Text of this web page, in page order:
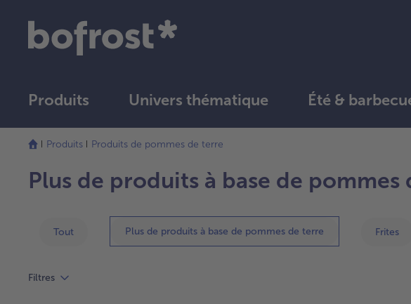
Produits Univers thématique Été &
Produits
Produits de pommes de terre
Plus de produits à base de pommes
Tout Plus de produits à base de pommes de terre Frites
Filtres